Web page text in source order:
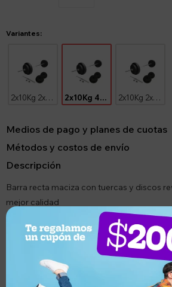
Variantes:
2x10Kg 2x5Kg 2x10Kg 4x2.5Kg 2x10Kg 2x2.5Kg 4x1.25Kg
Medios de pago y planes de cuotas
Métodos y costos de envío
Descripción
Barra recta maciza con tuercas y discos
mejor calidad
¿Por qué elegir este